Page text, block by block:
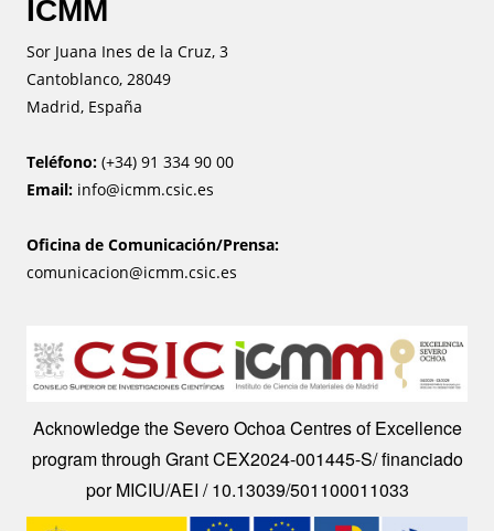
ICMM
Sor Juana Ines de la Cruz, 3
Cantoblanco, 28049
Madrid, España
Teléfono: (+34) 91 334 90 00
Email: info@icmm.csic.es
Oficina de Comunicación/Prensa:
comunicacion@icmm.csic.es
Image
Acknowledge the Severo Ochoa Centres of Excellence
program through Grant CEX2024-001445-S/ financiado
por MICIU/AEI / 10.13039/501100011033